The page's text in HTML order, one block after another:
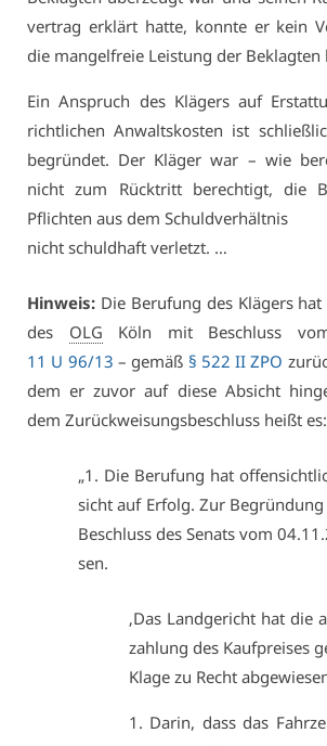
ver­trag er­klärt hat­te, konn­te er kein
die man­gel­freie Leis­tung der Be­klag­ten
Ein An­spruch des Klä­gers auf
richt­li­chen An­walts­kos­ten ist
be­grün­det. Der Klä­ger war – wie
nicht zum Rück­tritt be­rech­tigt, die
Pflich­ten aus dem Schuld­ver­hält­nis
nicht schuld­haft ver­letzt. …
Hin­weis: Die Be­ru­fung des Klä­gers
des OLG Köln mit Be­schluss
11 U 96/13 – ge­mäß § 522 II ZPO
dem er zu­vor auf die­se Ab­sicht
dem Zu­rück­wei­sungs­be­schluss heißt es:
„1. Die Be­ru­fung hat
sicht auf Er­folg. Zur
Be­schluss des Se­nats vom
sen.
‚Das Land­ge­richt hat die
zah­lung des Kauf­prei­ses
Kla­ge zu Recht
1. Dar­in, dass das